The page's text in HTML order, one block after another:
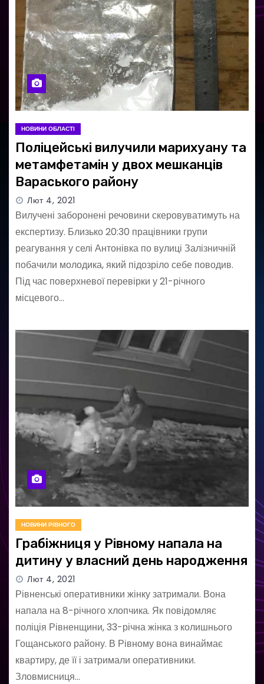
НОВИНИ ОБЛАСТІ
Поліцейські вилучили марихуану та
метамфетамін у двох мешканців
Вараського району
Лют 4, 2021
Вилучені заборонені речовини скеровуватимуть на
експертизу. Близько 20:30 працівники групи
реагування у селі Антонівка по вулиці Залізничній
побачили молодика, який підозріло себе поводив.
Під час поверхневої перевірки у 21-річного
місцевого…
НОВИНИ РІВНОГО
Грабіжниця у Рівному напала на
дитину у власний день народження
Лют 4, 2021
Рівненські оперативники жінку затримали. Вона
напала на 8-річного хлопчика. Як повідомляє
поліція Рівненщини, 33-річна жінка з колишнього
Гощанського району. В Рівному вона винаймає
квартиру, де її і затримали оперативники.
Зловмисниця…